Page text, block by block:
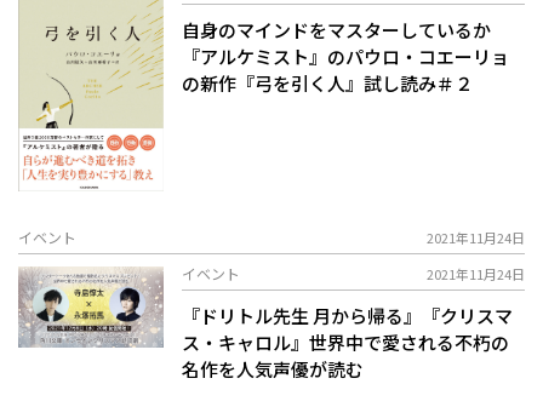
自身のマインドをマスターしているか――
『アルケミスト』のパウロ・コエーリョ
の新作『弓を引く人』試し読み＃２
イベント 2021年11月24日
イベント 2021年11月24日
『ドリトル先生 月から帰る』『クリスマ
ス・キャロル』世界中で愛される不朽の
名作を人気声優が読む